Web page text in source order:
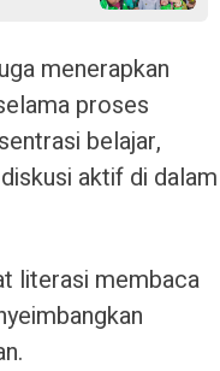
menerapkan
proses
belajar,
aktif di dalam
literasi membaca